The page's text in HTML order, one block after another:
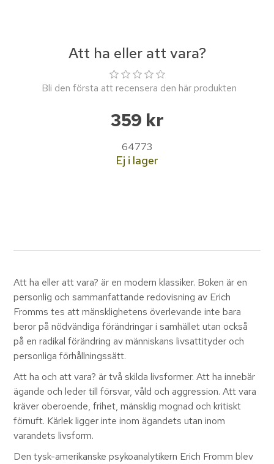
Att ha eller att vara?
Bli den första att recensera den här produkten
359 kr
64773
Ej i lager
Att ha eller att vara? är en modern klassiker. Boken är en
personlig och sammanfattande redovisning av Erich
Fromms tes att mänsklighetens överlevande inte bara
beror på nödvändiga förändringar i samhället utan också
på en radikal förändring av människans livsattityder och
personliga förhållningssätt.
Att ha och att vara? är två skilda livsformer. Att ha innebär
ägande och leder till försvar, våld och aggression. Att vara
kräver oberoende, frihet, mänsklig mognad och kritiskt
förnuft. Kärlek ligger inte inom ägandets utan inom
varandets livsform.
Den tysk-amerikanske psykoanalytikern Erich Fromm blev